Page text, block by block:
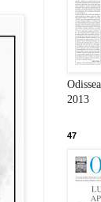
2013
47